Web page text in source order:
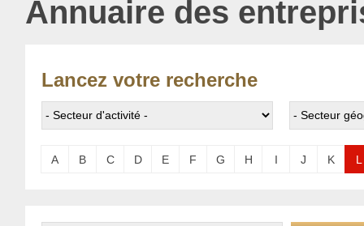
Annuaire des
Lancez votre recherche
A B C D E F G H I J K L